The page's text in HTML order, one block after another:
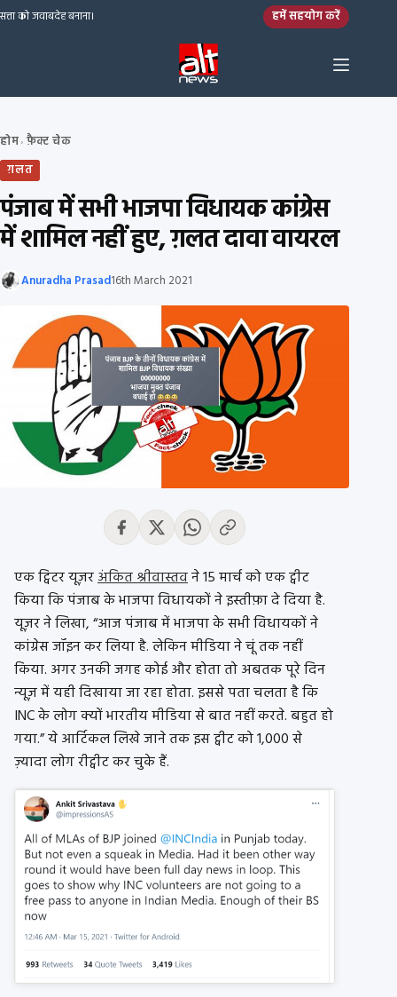
Skip to content
सत्ता को जवाबदेह बनाना। हमें सहयोग करें
होम› फ़ैक्ट चेक
ग़लत
पंजाब में सभी भाजपा विधायक कांग्रेस
में शामिल नहीं हुए, ग़लत दावा वायरल
Anuradha Prasad16th March 2021
एक ट्विटर यूज़रअंकित श्रीवास्तवने 15 मार्च को एक ट्वीट
किया कि पंजाब के भाजपा विधायकों ने इस्तीफ़ा दे दिया है.
यूज़र ने लिखा, “आज पंजाब में भाजपा के सभी विधायकों ने
कांग्रेस जॉइन कर लिया है. लेकिन मीडिया ने चूं तक नहीं
किया. अगर उनकी जगह कोई और होता तो अबतक पूरे दिन
न्यूज़ में यही दिखाया जा रहा होता. इससे पता चलता है कि
INC के लोग क्यों भारतीय मीडिया से बात नहीं करते. बहुत हो
गया.” ये आर्टिकल लिखे जाने तक इस ट्वीट को 1,000 से
ज़्यादा लोग रीट्वीट कर चुके हैं.